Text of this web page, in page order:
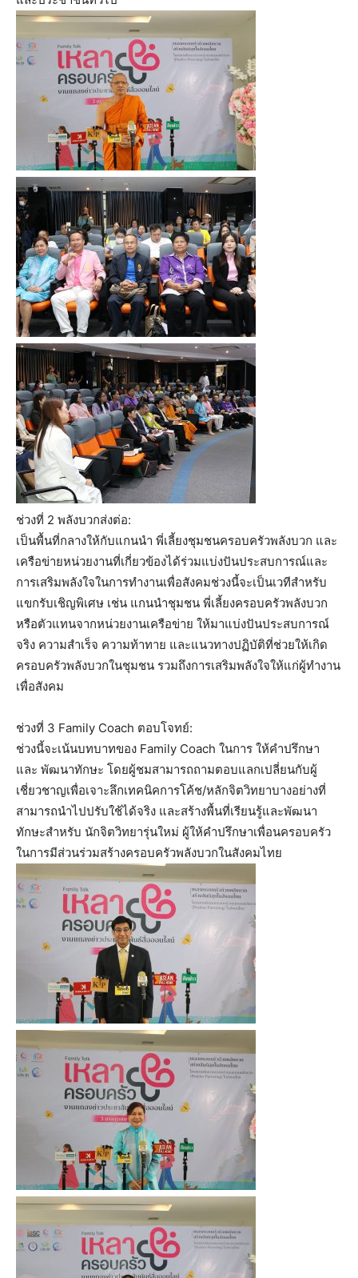
ช่วงที่ 2 พลังบวกส่งต่อ:
เป็นพื้นที่กลางให้กับแกนนำ พี่เลี้ยงชุมชนครอบครัวพลังบวก และ
เครือข่ายหน่วยงานที่เกี่ยวข้องได้ร่วมแบ่งปันประสบการณ์และ
การเสริมพลังใจในการทำงานเพื่อสังคมช่วงนี้จะเป็นเวทีสำหรับ
แขกรับเชิญพิเศษ เช่น แกนนำชุมชน พี่เลี้ยงครอบครัวพลังบวก
หรือตัวแทนจากหน่วยงานเครือข่าย ให้มาแบ่งปันประสบการณ์
จริง ความสำเร็จ ความท้าทาย และแนวทางปฏิบัติที่ช่วยให้เกิด
ครอบครัวพลังบวกในชุมชน รวมถึงการเสริมพลังใจให้แก่ผู้ทำงาน
เพื่อสังคม
ช่วงที่ 3 Family Coach ตอบโจทย์:
ช่วงนี้จะเน้นบทบาทของ Family Coach ในการ ให้คำปรึกษา
และ พัฒนาทักษะ โดยผู้ชมสามารถถามตอบแลกเปลี่ยนกับผู้
เชี่ยวชาญเพื่อเจาะลึกเทคนิคการโค้ช/หลักจิตวิทยาบางอย่างที่
สามารถนำไปปรับใช้ได้จริง และสร้างพื้นที่เรียนรู้และพัฒนา
ทักษะสำหรับ นักจิตวิทยารุ่นใหม่ ผู้ให้คำปรึกษาเพื่อนครอบครัว
ในการมีส่วนร่วมสร้างครอบครัวพลังบวกในสังคมไทย